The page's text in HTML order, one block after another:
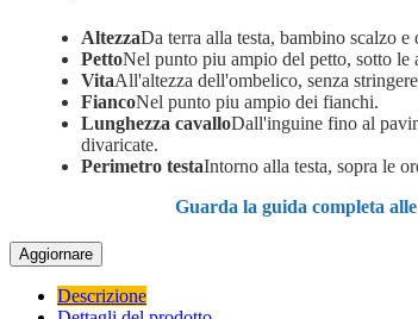
AltezzaDa terra alla testa, bambino scalzo e
PettoNel punto piu ampio del petto, sotto le
VitaAll'altezza dell'ombelico, senza
FiancoNel punto piu ampio dei fianchi.
Lunghezza cavalloDall'inguine fino al
divaricate.
Perimetro testaIntorno alla testa, sopra le
Guarda la guida completa
Descrizione